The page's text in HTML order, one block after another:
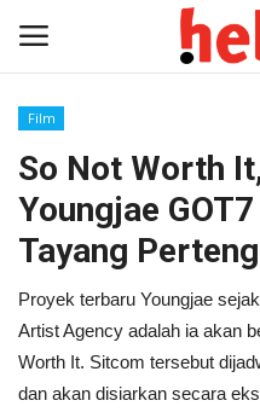
Home
Entertainment
Lifestyle
Video
Film
So Not Worth
Youngjae
Tayang
Proyek terbaru Youngjae
Artist Agency adalah ia akan
Worth It. Sitcom tersebut
dan akan disiarkan secara